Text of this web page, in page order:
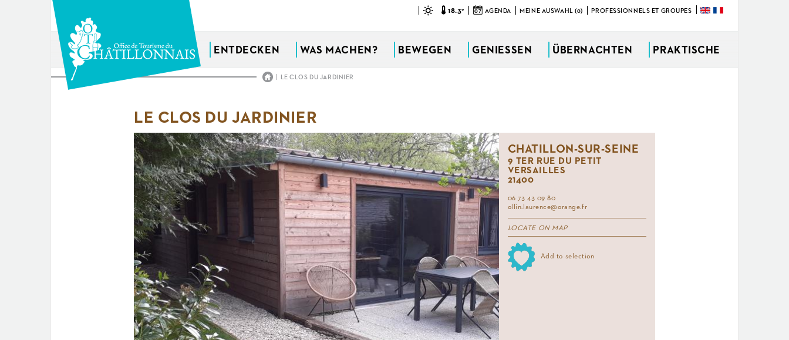
18.3° 07 AGENDA MEINE AUSWAHL (0) PROFESSIONNELS ET GROUPES
ENTDECKEN WAS MACHEN? BEWEGEN GENIESSEN ÜBERNACHTEN PRAKTISCHE
Sie
| LE CLOS DU JARDINIER
LE CLOS DU JARDINIER
CHATILLON-SUR-SEINE
9 TER RUE DU PETIT
VERSAILLES
21400
06 73 43 09 80
ollin.laurence@orange.fr
LOCATE ON MAP
Add to selection